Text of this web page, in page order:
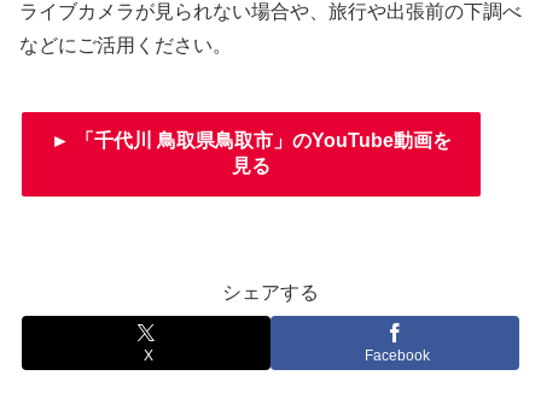
ライブカメラが見られない場合や、旅行や出張前の下調べ
などにご活用ください。
► 「千代川 鳥取県鳥取市」のYouTube動画を
見る
シェアする
X Facebook